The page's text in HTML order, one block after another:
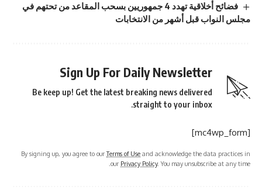
فضائح أخلاقية تهدد 4 جمهوريين بسحب المقاعد من تحتهم في
مجلس النواب قبل أشهر من الانتخابات
Sign Up For Daily Newsletter
Be keep up! Get the latest breaking news delivered
straight to your inbox.
[mc4wp_form]
By signing up, you agree to ourTerms of Use and acknowledge the data practices in
our Privacy Policy. You may unsubscribe at any time.